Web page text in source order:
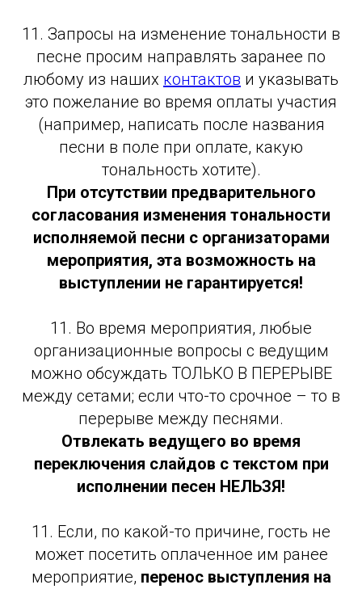
11. Запросы на изменение тональности в
песне просим направлять заранее по
любому из наших контактов и указывать
это пожелание во время оплаты участия
(например, написать после названия
песни в поле при оплате, какую
тональность хотите).
При отсутствии предварительного
согласования изменения тональности
исполняемой песни с организаторами
мероприятия, эта возможность на
выступлении не гарантируется!
11. Во время мероприятия, любые
организационные вопросы с ведущим
можно обсуждать ТОЛЬКО В ПЕРЕРЫВЕ
между сетами; если что-то срочное – то в
перерыве между песнями.
Отвлекать ведущего во время
переключения слайдов с текстом при
исполнении песен НЕЛЬЗЯ!
11. Если, по какой-то причине, гость не
может посетить оплаченное им ранее
мероприятие, перенос выступления на